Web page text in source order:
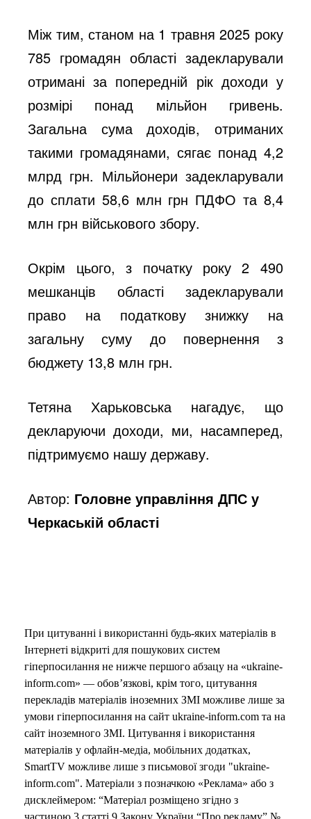
Між тим, станом на 1 травня 2025 року
785 громадян області задекларували
отримані за попередній рік доходи у
розмірі понад мільйон гривень.
Загальна сума доходів, отриманих
такими громадянами, сягає понад 4,2
млрд грн. Мільйонери задекларували
до сплати 58,6 млн грн ПДФО та 8,4
млн грн військового збору.
Окрім цього, з початку року 2 490
мешканців області задекларували
право на податкову знижку на
загальну суму до повернення з
бюджету 13,8 млн грн.
Тетяна Харьковська нагадує, що
декларуючи доходи, ми, насамперед,
підтримуємо нашу державу.
Автор: Головне управління ДПС у
Черкаській області
При цитуванні і використанні будь-яких матеріалів в
Інтернеті відкриті для пошукових систем
гіперпосилання не нижче першого абзацу на «ukraine-
inform.com» — обов’язкові, крім того, цитування
перекладів матеріалів іноземних ЗМІ можливе лише за
умови гіперпосилання на сайт ukraine-inform.com та на
сайт іноземного ЗМІ. Цитування і використання
матеріалів у офлайн-медіа, мобільних додатках,
SmartTV можливе лише з письмової згоди "ukraine-
inform.com". Матеріали з позначкою «Реклама» або з
дисклеймером: “Матеріал розміщено згідно з
частиною 3 статті 9 Закону України “Про рекламу” №